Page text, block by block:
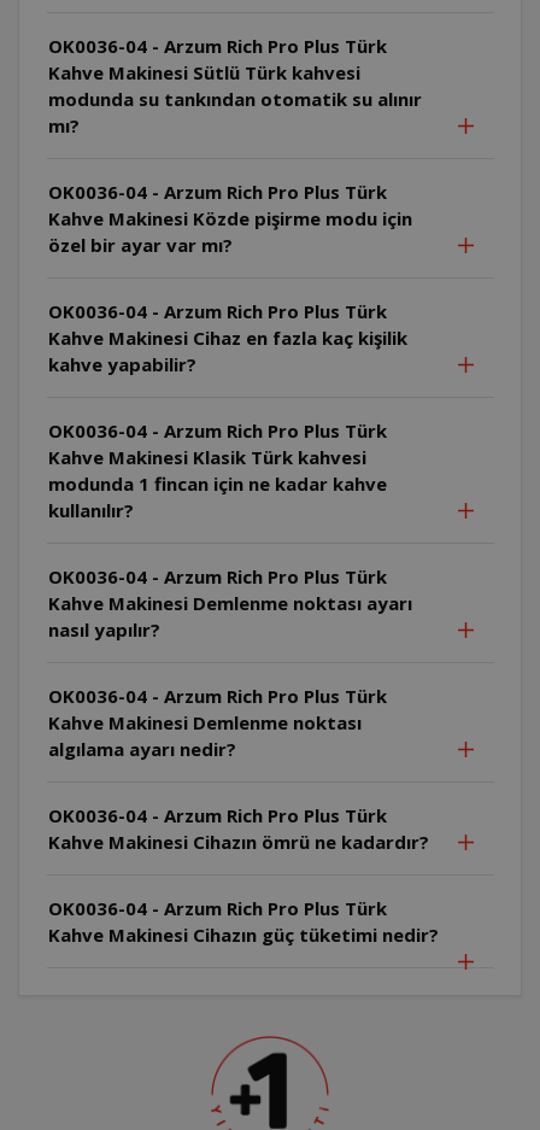
OK0036-04 - Arzum Rich Pro Plus Türk
Kahve Makinesi Sütlü Türk kahvesi
modunda su tankından otomatik su alınır
mı?
OK0036-04 - Arzum Rich Pro Plus Türk
Kahve Makinesi Közde pişirme modu için
özel bir ayar var mı?
OK0036-04 - Arzum Rich Pro Plus Türk
Kahve Makinesi Cihaz en fazla kaç kişilik
kahve yapabilir?
OK0036-04 - Arzum Rich Pro Plus Türk
Kahve Makinesi Klasik Türk kahvesi
modunda 1 fincan için ne kadar kahve
kullanılır?
OK0036-04 - Arzum Rich Pro Plus Türk
Kahve Makinesi Demlenme noktası ayarı
nasıl yapılır?
OK0036-04 - Arzum Rich Pro Plus Türk
Kahve Makinesi Demlenme noktası
algılama ayarı nedir?
OK0036-04 - Arzum Rich Pro Plus Türk
Kahve Makinesi Cihazın ömrü ne kadardır?
OK0036-04 - Arzum Rich Pro Plus Türk
Kahve Makinesi Cihazın güç tüketimi nedir?